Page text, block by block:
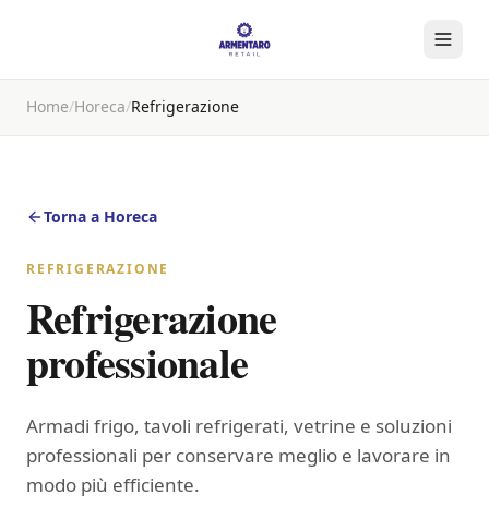
Home/Horeca/Refrigerazione
Torna a Horeca
REFRIGERAZIONE
Refrigerazione
professionale
Armadi frigo, tavoli refrigerati, vetrine e soluzioni
professionali per conservare meglio e lavorare in
modo più efficiente.